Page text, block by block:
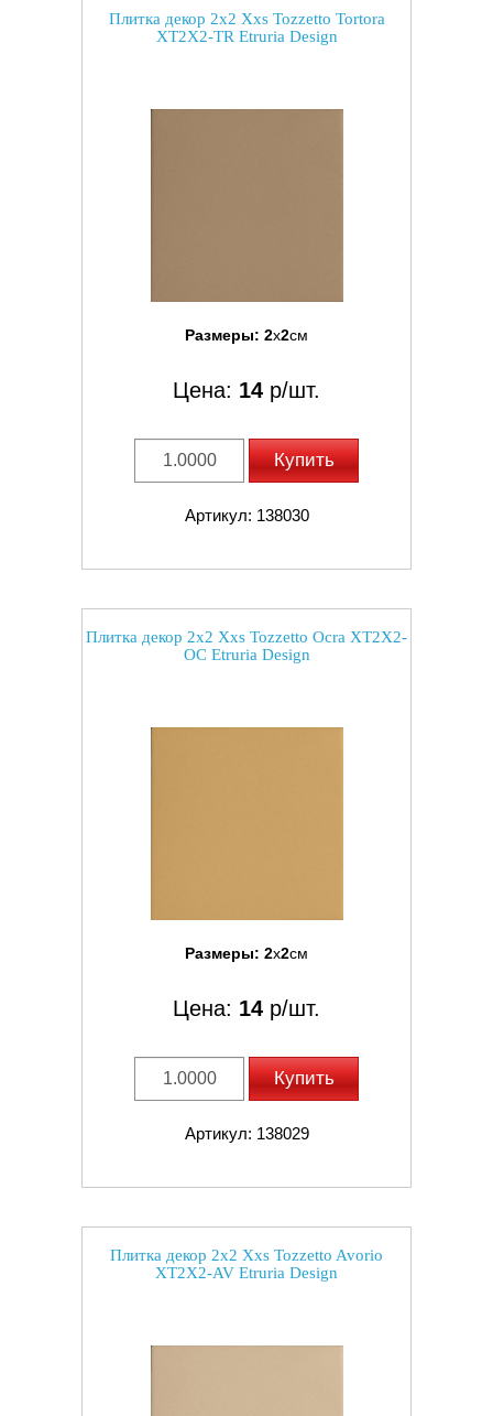
Плитка декор 2x2 Xxs Tozzetto Tortora
XT2X2-TR Etruria Design
Размеры: 2x2см
Цена: 14 р/шт.
Купить
Артикул: 138030
Плитка декор 2x2 Xxs Tozzetto Ocra XT2X2-
OC Etruria Design
Размеры: 2x2см
Цена: 14 р/шт.
Купить
Артикул: 138029
Плитка декор 2x2 Xxs Tozzetto Avorio
XT2X2-AV Etruria Design